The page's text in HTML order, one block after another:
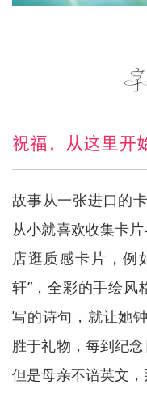
祝福，从这里开
故事从一张进口的
从小就喜欢收集卡
店逛质感卡片，例
轩”，全彩的手绘风
写的诗句，就让她
胜于礼物，每到纪
但是母亲不谙英文